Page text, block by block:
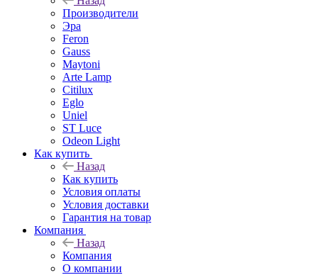
Производители
Эра
Feron
Gauss
Maytoni
Arte Lamp
Citilux
Eglo
Uniel
ST Luce
Odeon Light
Как купить
Назад
Как купить
Условия оплаты
Условия доставки
Гарантия на товар
Компания
Назад
Компания
О компании